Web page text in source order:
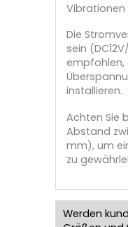
Vibrationen
Die
sein
empfohlen,
installieren.
Achten Sie
Abstand
mm), um
zu
Werden